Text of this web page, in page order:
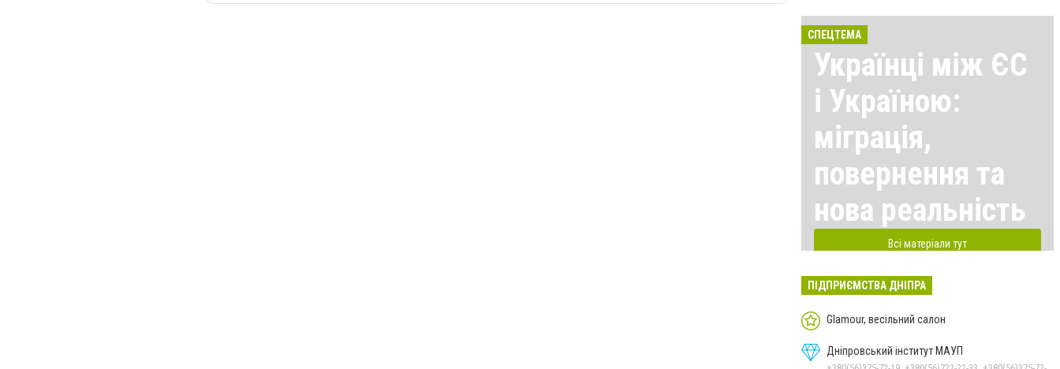
СПЕЦТЕМА
Українці між ЄС
і Україною:
міграція,
повернення та
нова реальність
Всі матеріали тут
ПІДПРИЄМСТВА ДНІПРА
Glamour, весільний салон
Дніпровський інститут МАУП